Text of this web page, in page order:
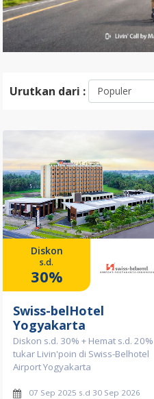
Urutkan dari :
Diskon
s.d.
30%
Swiss-belHotel
Yogyakarta
Diskon s.d. 30% + Hemat s.d. 20%
tukar Livin'poin di Swiss-Belhotel
Airport Yogyakarta
07 Sep 2025 s.d 30 Sep 2026